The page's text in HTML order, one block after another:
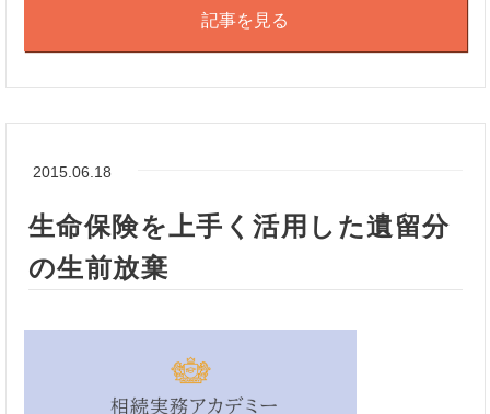
記事を見る
2015.06.18
生命保険を上手く活用した遺留分
の生前放棄